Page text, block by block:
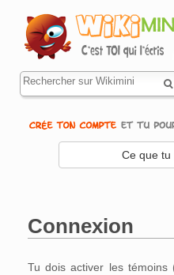
Ce que tu
Connexion
Tu dois activer les témoins